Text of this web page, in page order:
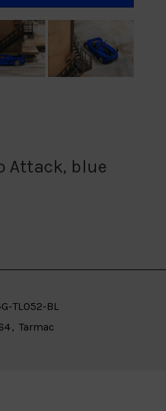
Attack, blue
TL052-BL
, Tarmac